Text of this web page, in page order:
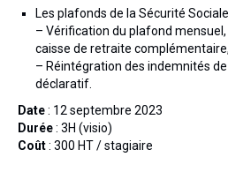
Les plafonds de la Sécurité
– Vérification du plafond mensuel,
caisse de retraite complémentaire,
– Réintégration des indemnités
déclaratif.
Date: 12 septembre 2023
Durée: 3H (visio)
Coût: 300 HT / stagiaire